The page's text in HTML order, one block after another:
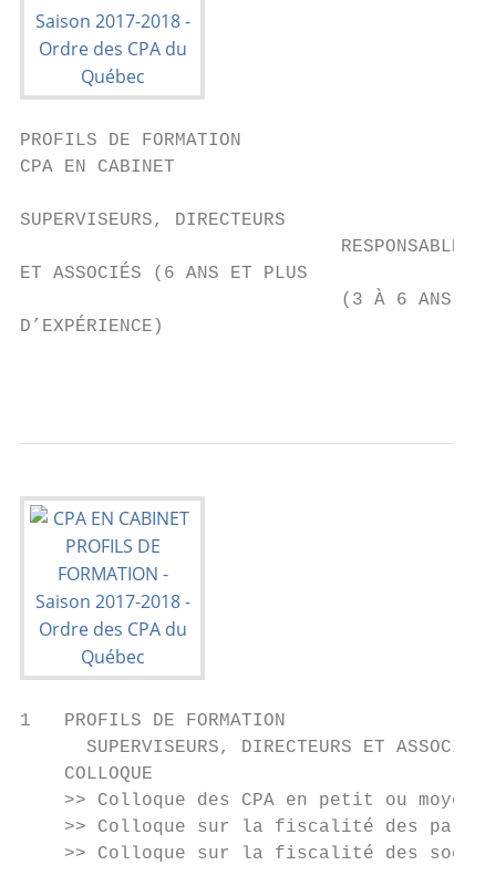
PROFILS DE FORMATION
CPA EN CABINET
SUPERVISEURS, DIRECTEURS
RESPONSABLES
ET ASSOCIÉS (6 ANS ET PLUS
(3 À 6 ANS
D’EXPÉRIENCE)
1   PROFILS DE FORMATION
      SUPERVISEURS, DIRECTEURS ET ASSOCIÉS
    COLLOQUE
>> Colloque des CPA en petit ou moyen
>> Colloque sur la fiscalité des
>> Colloque sur la fiscalité des